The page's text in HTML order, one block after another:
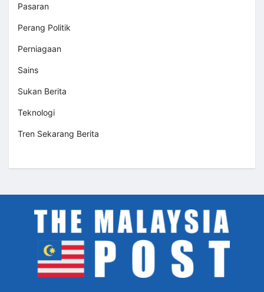
Pasaran
Perang Politik
Perniagaan
Sains
Sukan Berita
Teknologi
Tren Sekarang Berita